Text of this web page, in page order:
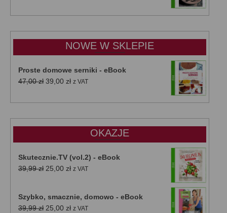
od
do
50,00 zł
NOWE W SKLEPIE
Proste domowe serniki - eBook
47,00zł Pierwotna
wynosiła:
39,00 złAktualna
wynosi:
z VAT
OKAZJE
Skutecznie.TV (vol.2) - eBook
39,99zł Pierwotna
39,99 zł.
25,00 złAktualna
25,00 zł.
z VAT
Szybko, smacznie, domowo - eBook
39,99zł Pierwotna
25,00 złAktualna
z VAT